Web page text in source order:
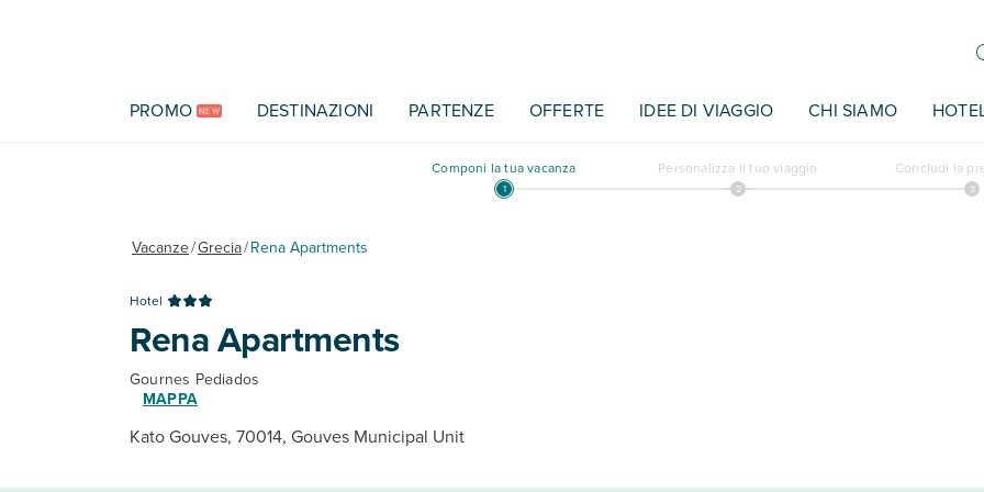
PROMO NEW DESTINAZIONI PARTENZE OFFERTE IDEE DI VIAGGIO CHI SIAMO
Componi la tua vacanza Personalizza il tuo viaggio Concludi la
Vacanze/Grecia/Rena Apartments
Hotel
Rena Apartments
Gournes Pediados
MAPPA
Kato Gouves, 70014, Gouves Municipal Unit